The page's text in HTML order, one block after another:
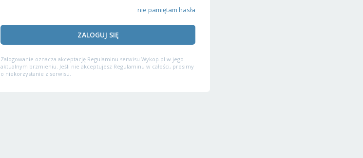
nie pamiętam hasła
ZALOGUJ SIĘ
Zalogowanie oznacza akceptację Regulaminu serwisu Wykop.pl w jego
aktualnym brzmieniu. Jeśli nie akceptujesz Regulaminu w całości, prosimy
o niekorzystanie z serwisu.